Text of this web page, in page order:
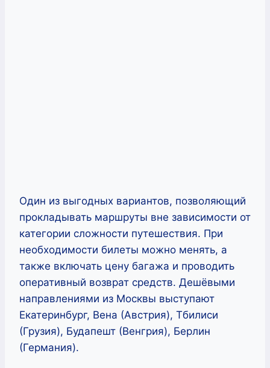
Один из выгодных вариантов, позволяющий
прокладывать маршруты вне зависимости от
категории сложности путешествия. При
необходимости билеты можно менять, а
также включать цену багажа и проводить
оперативный возврат средств. Дешёвыми
направлениями из Москвы выступают
Екатеринбург, Вена (Австрия), Тбилиси
(Грузия), Будапешт (Венгрия), Берлин
(Германия).